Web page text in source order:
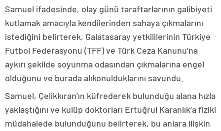
Samuel ifadesinde, olay günü taraftarlarının galibiyeti
kutlamak amacıyla kendilerinden sahaya çıkmalarını
istediğini belirterek, Galatasaray yetkililerinin Türkiye
Futbol Federasyonu (TFF) ve Türk Ceza Kanunu’na
aykırı şekilde soyunma odasından çıkmalarına engel
olduğunu ve burada alıkonulduklarını savundu.
Samuel, Çelikkıran’ın küfrederek bulunduğu alana hızla
yaklaştığını ve kulüp doktorları Ertuğrul Karanlık’a fiziki
müdahalede bulunduğunu belirterek, bu anlara ilişkin